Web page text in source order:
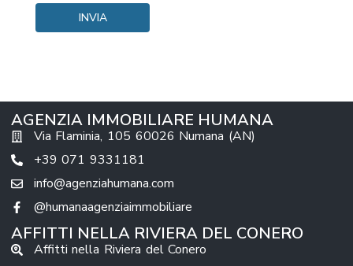
AGENZIA IMMOBILIARE HUMANA
Via Flaminia, 105 60026 Numana (AN)
+39 071 9331181
info@agenziahumana.com
@humanaagenziaimmobiliare
AFFITTI NELLA RIVIERA DEL CONERO
Affitti nella Riviera del Conero